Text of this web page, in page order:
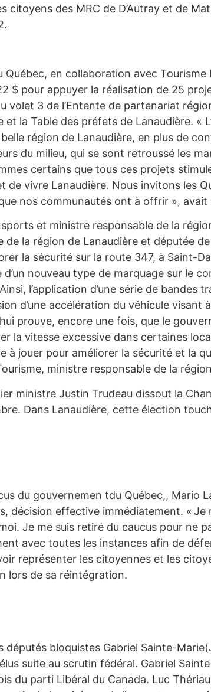
citoyens des MRC de D’Autray et de
Québec, en collaboration avec
$ pour appuyer la réalisation de 25
volet 3 de l’Entente de partenariat
et la Table des préfets de Lanaudière.
région de Lanaudière, en plus de
du milieu, qui se sont retroussé les
certains que tous ces projets
de vivre Lanaudière. Nous invitons les
nos communautés ont à offrir »,
et ministre responsable de la
de la région de Lanaudière et députée
la sécurité sur la route 347, à Saint-
d’un nouveau type de marquage sur le
l’application d’une série de
d’une accélération du véhicule
prouve, encore une fois, que le
la vitesse excessive dans certaines
à jouer pour améliorer la sécurité et la
ministre responsable de la
ministre Justin Trudeau dissout la
Dans Lanaudière, cette élection
du gouvernemen tdu Québec,, Mario
décision effective immédiatement. «
Je me suis retiré du caucus pour ne
avec toutes les instances afin de
représenter les citoyennes et les
lors de sa réintégration.
députés bloquistes Gabriel Sainte-
suite au scrutin fédéral. Gabriel
du parti Libéral du Canada. Luc